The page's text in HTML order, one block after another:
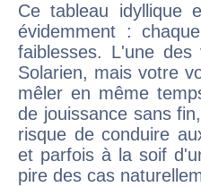
Ce tableau idyllique
évidemment :
faiblesses. L'une
Solarien, mais votre
mêler en même
de jouissance sans
risque de conduire
et parfois à la soif
pire des cas